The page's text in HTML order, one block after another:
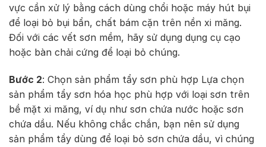
vực cần xử lý bằng cách dùng chổi hoặc máy hút bụi
để loại bỏ bụi bẩn, chất bám cặn trên nền xi măng.
Đối với các vết sơn mềm, hãy sử dụng dụng cụ cạo
hoặc bàn chải cứng để loại bỏ chúng.
Bước 2: Chọn sản phẩm tẩy sơn phù hợp Lựa chọn
sản phẩm tẩy sơn hóa học phù hợp với loại sơn trên
bề mặt xi măng, ví dụ như sơn chứa nước hoặc sơn
chứa dầu. Nếu không chắc chắn, bạn nên sử dụng
sản phẩm tẩy dùng để loại bỏ sơn chứa dầu, vì chúng